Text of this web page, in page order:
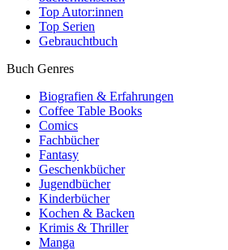
Top Autor:innen
Top Serien
Gebrauchtbuch
Buch Genres
Biografien & Erfahrungen
Coffee Table Books
Comics
Fachbücher
Fantasy
Geschenkbücher
Jugendbücher
Kinderbücher
Kochen & Backen
Krimis & Thriller
Manga